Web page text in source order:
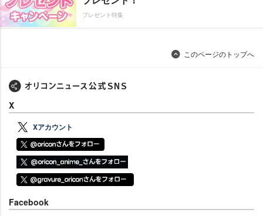
プレゼント特集
このページのトップへ
X
Xアカウント
Facebook